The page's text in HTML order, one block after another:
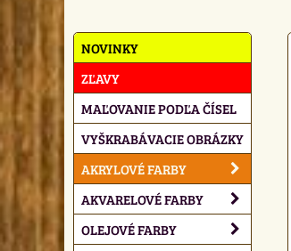
NOVINKY
ZĽAVY
MAĽOVANIE PODĽA ČÍSEL
VYŠKRABÁVACIE OBRÁZKY
AKRYLOVÉ FARBY
AKVARELOVÉ FARBY
OLEJOVÉ FARBY